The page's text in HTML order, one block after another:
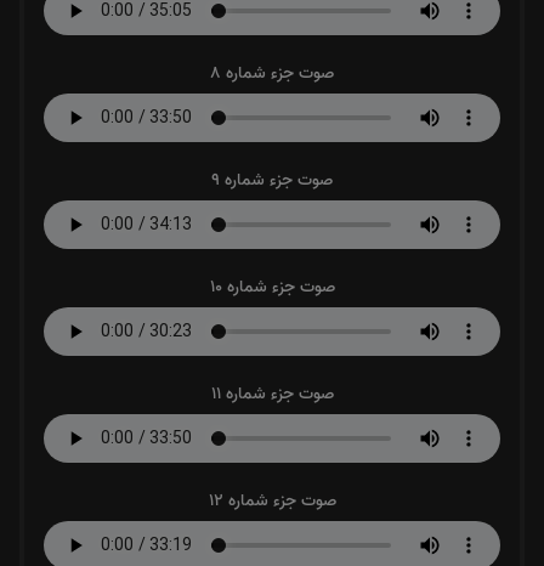
صوت جزء شماره 8
صوت جزء شماره 9
صوت جزء شماره 10
صوت جزء شماره 11
صوت جزء شماره 12